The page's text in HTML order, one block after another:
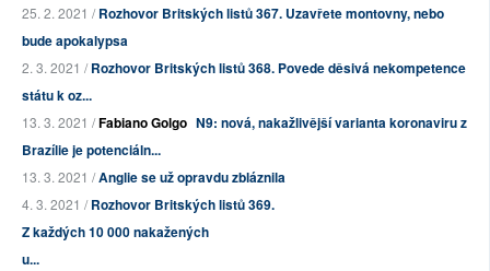
25. 2. 2021 /Rozhovor Britských listů 367. Uzavřete montovny, nebo
bude apokalypsa
2. 3. 2021 /Rozhovor Britských listů 368. Povede děsivá nekompetence
státu k oz...
13. 3. 2021 /Fabiano Golgo N9: nová, nakažlivější varianta koronaviru z
Brazílie je potenciáln...
13. 3. 2021 /Anglie se už opravdu zbláznila
4. 3. 2021 /Rozhovor Britských listů 369.
Z každých 10 000 nakažených
u...